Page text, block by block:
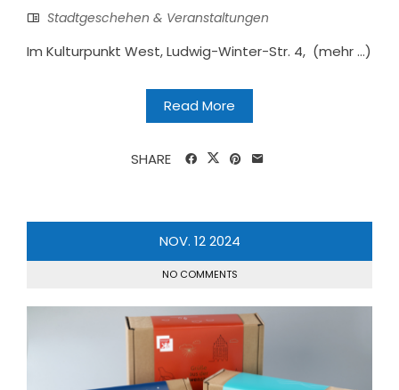
Stadtgeschehen & Veranstaltungen
Im Kulturpunkt West, Ludwig-Winter-Str. 4, (mehr …)
Read More
SHARE
NOV. 12 2024
NO COMMENTS